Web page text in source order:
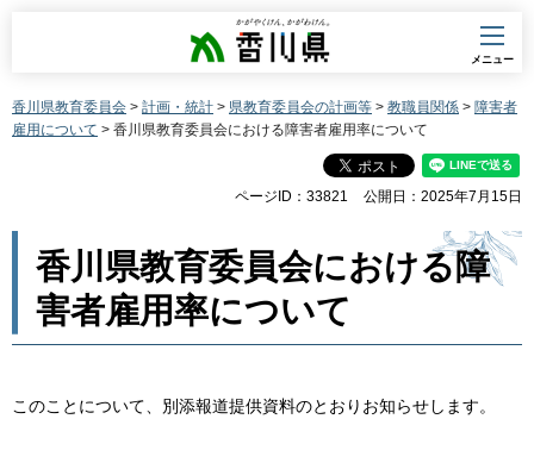
香川県
メニュー
香川県教育委員会 > 計画・統計 > 県教育委員会の計画等 > 教職員関係 > 障害者
雇用について > 香川県教育委員会における障害者雇用率について
ページID：33821 公開日：2025年7月15日
香川県教育委員会における障
害者雇用率について
このことについて、別添報道提供資料のとおりお知らせします。